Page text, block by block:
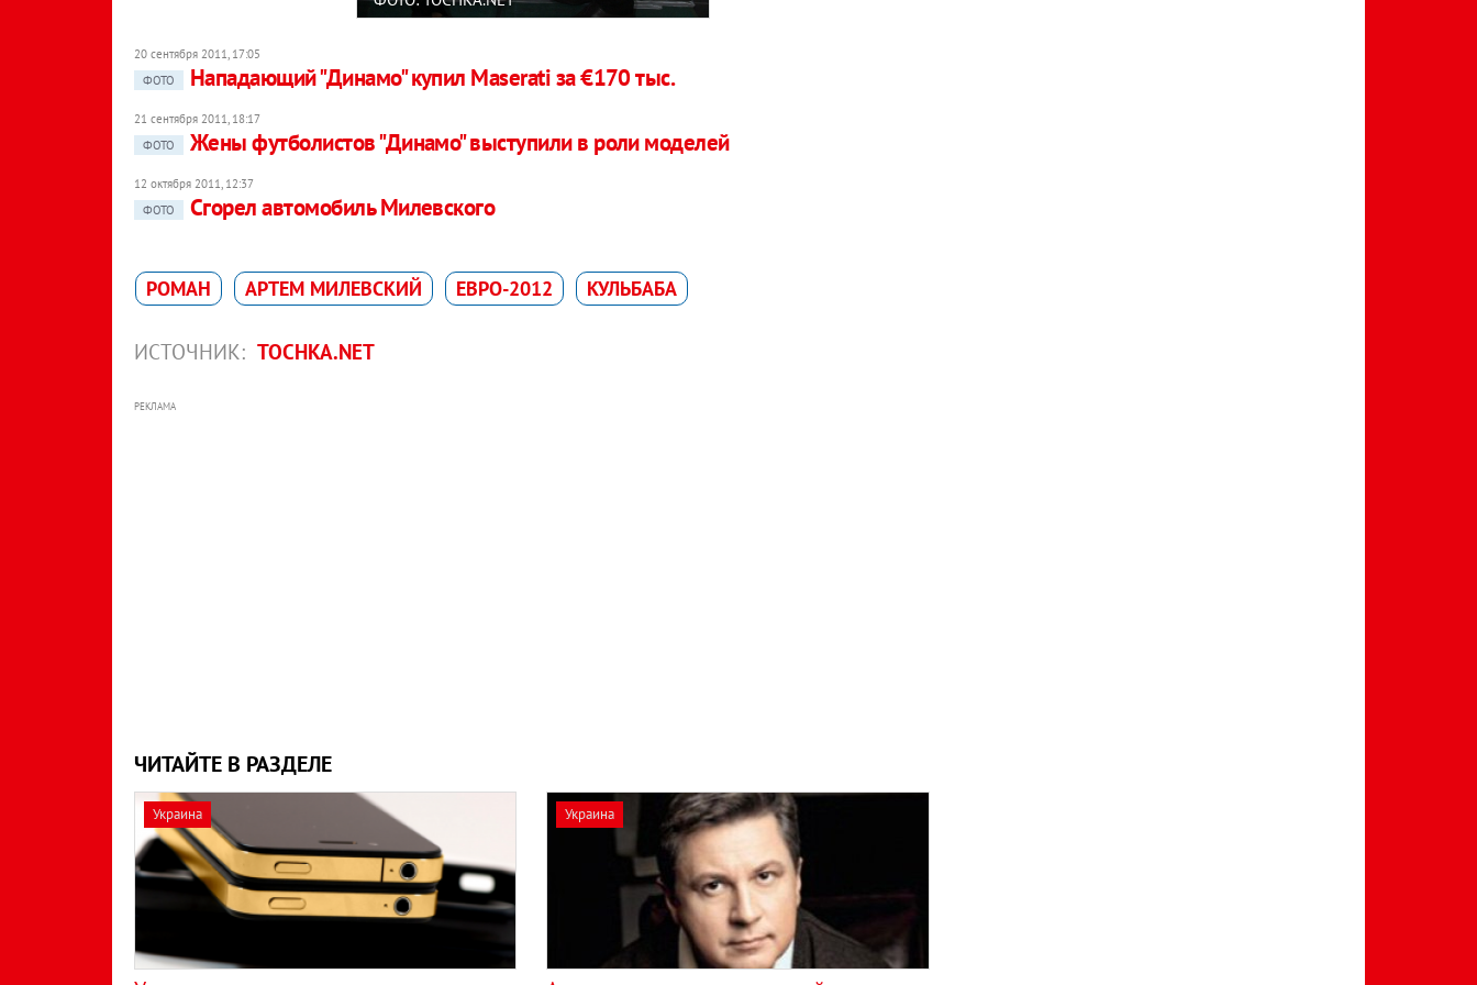
20 сентября 2011, 17:05
ФОТО
Нападающий "Динамо" купил Maserati за €170 тыс.
21 сентября 2011, 18:17
ФОТО
Жены футболистов "Динамо" выступили в роли моделей
12 октября 2011, 12:37
ФОТО
Cгорел автомобиль Милевского
РОМАН АРТЕМ МИЛЕВСКИЙ ЕВРО-2012 КУЛЬБАБА
ИСТОЧНИК: TOCHKA.NET
РЕКЛАМА
ЧИТАЙТЕ В РАЗДЕЛЕ
Украина Украина